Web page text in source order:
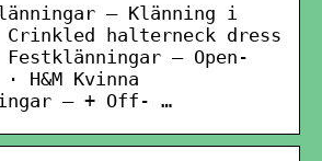
– Klänning i
Crinkled halterneck dress
Festklänningar – Open-
H&M Kvinna
– + Off- …